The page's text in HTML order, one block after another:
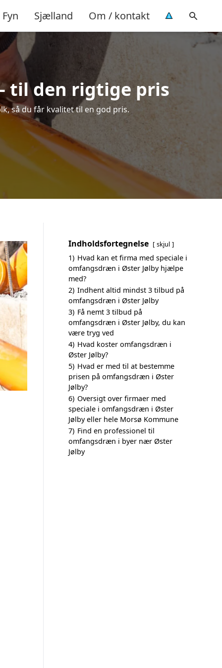
Fyn Sjælland Om / kontakt
til den rigtige pris
så du får kvalitet til en god pris.
Indholdsfortegnelse skjul
1) Hvad kan et firma med speciale i
omfangsdræn i Øster Jølby hjælpe
med?
2) Indhent altid mindst 3 tilbud på
omfangsdræn i Øster Jølby
3) Få nemt 3 tilbud på
omfangsdræn i Øster Jølby, du kan
være tryg ved
4) Hvad koster omfangsdræn i
Øster Jølby?
5) Hvad er med til at bestemme
prisen på omfangsdræn i Øster
Jølby?
6) Oversigt over firmaer med
speciale i omfangsdræn i Øster
Jølby eller hele Morsø Kommune
7) Find en professionel til
omfangsdræn i byer nær Øster
Jølby